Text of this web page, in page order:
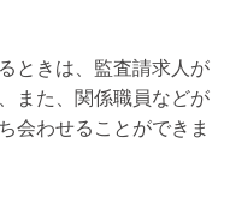
ときは、監査請求人が
また、関係職員などが
会わせることができま